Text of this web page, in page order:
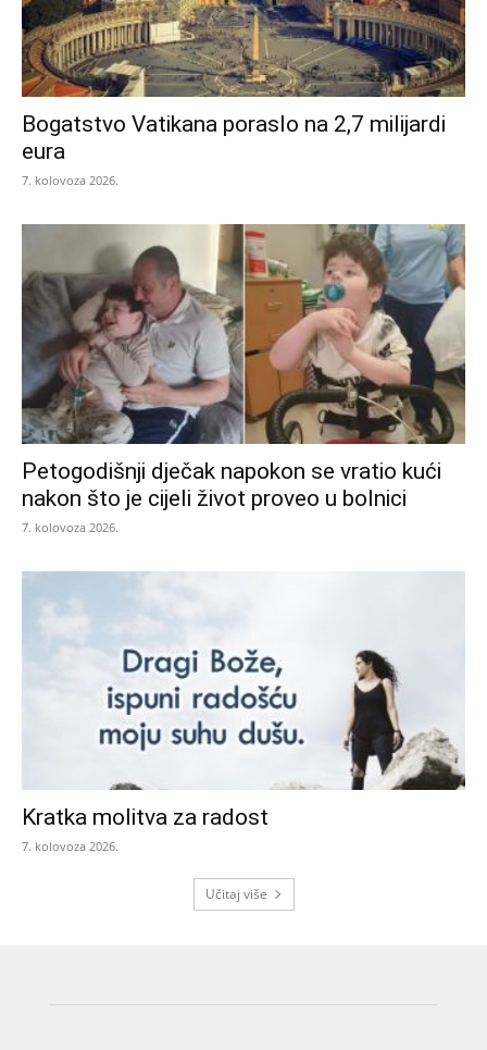
Bogatstvo Vatikana poraslo na 2,7 milijardi
eura
7. kolovoza 2026.
Petogodišnji dječak napokon se vratio kući
nakon što je cijeli život proveo u bolnici
7. kolovoza 2026.
Kratka molitva za radost
7. kolovoza 2026.
Učitaj više